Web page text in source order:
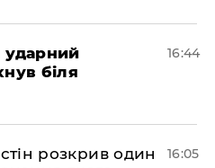
ударний
біля
16:44
розкрив один
16:05